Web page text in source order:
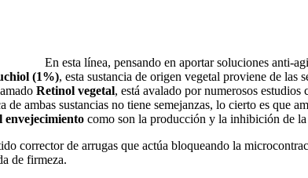
En esta línea, pensando en aportar soluciones anti-
(1%), esta sustancia de origen vegetal proviene de las
Retinol vegetal, está avalado por numerosos
ambas sustancias no tiene semejanzas, lo cierto es que
envejecimiento como son la producción y la inhibición de
corrector de arrugas que actúa bloqueando la
de firmeza.